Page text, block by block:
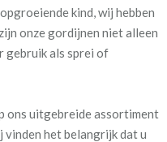
kind, wij hebben
onze gordijnen niet alleen
gebruik als sprei of
ons uitgebreide assortiment
het belangrijk dat u